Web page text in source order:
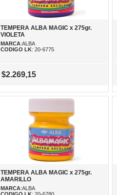
TEMPERA ALBA MAGIC x 275gr.
VIOLETA
MARCA:ALBA
CODIGO LK: 20-6775
$2.269,15
TEMPERA ALBA MAGIC x 275gr.
AMARILLO
MARCA:ALBA